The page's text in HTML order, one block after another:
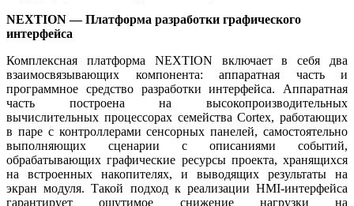
NEXTION — Платформа разработки графического
интерфейса
Комплексная платформа NEXTION включает в себя два
взаимосвязывающих компонента: аппаратная часть и
программное средство разработки интерфейса. Аппаратная
часть построена на высокопроизводительных
вычислительных процессорах семейства Cortex, работающих
в паре с контроллерами сенсорных панелей, самостоятельно
выполняющих сценарии с описаниями событий,
обрабатывающих графические ресурсы проекта, хранящихся
на встроенных накопителях, и выводящих результаты на
экран модуля. Такой подход к реализации HMI-интерфейса
гарантирует ощутимое снижение нагрузки на